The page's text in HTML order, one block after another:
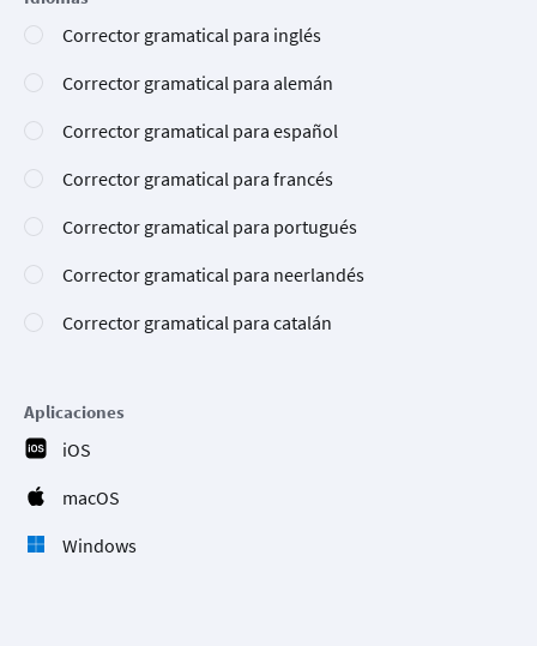
Corrector gramatical para inglés
Corrector gramatical para alemán
Corrector gramatical para español
Corrector gramatical para francés
Corrector gramatical para portugués
Corrector gramatical para neerlandés
Corrector gramatical para catalán
Aplicaciones
iOS
macOS
Windows